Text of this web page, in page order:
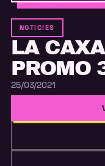
NOTICIES
LA
PROMO
25/03/2021